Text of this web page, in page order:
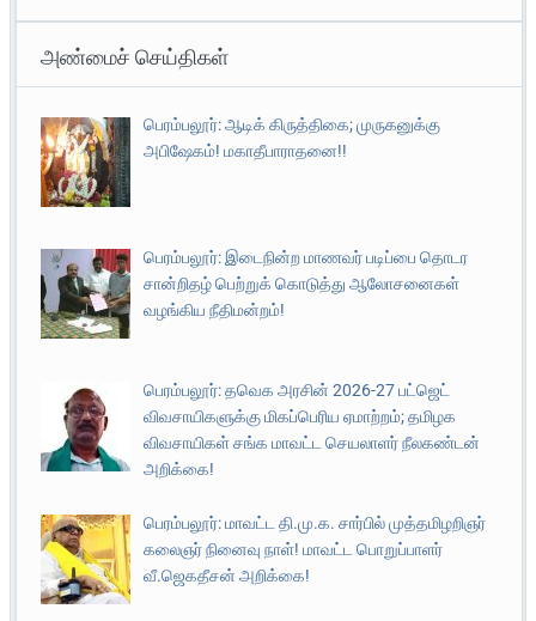
அண்மைச் செய்திகள்
பெரம்பலூர்: ஆடிக் கிருத்திகை; முருகனுக்கு
அபிஷேகம்! மகாதீபாராதனை!!
பெரம்பலூர்: இடைநின்ற மாணவர் படிப்பை தொடர
சான்றிதழ் பெற்றுக் கொடுத்து ஆலோசனைகள்
வழங்கிய நீதிமன்றம்!
பெரம்பலூர்: தவெக அரசின் 2026-27 பட்ஜெட்
விவசாயிகளுக்கு மிகப்பெரிய ஏமாற்றம்; தமிழக
விவசாயிகள் சங்க மாவட்ட செயலாளர் நீலகண்டன்
அறிக்கை!
பெரம்பலூர்: மாவட்ட தி.மு.க. சார்பில் முத்தமிழறிஞர்
கலைஞர் நினைவு நாள்! மாவட்ட பொறுப்பாளர்
வீ.ஜெகதீசன் அறிக்கை!